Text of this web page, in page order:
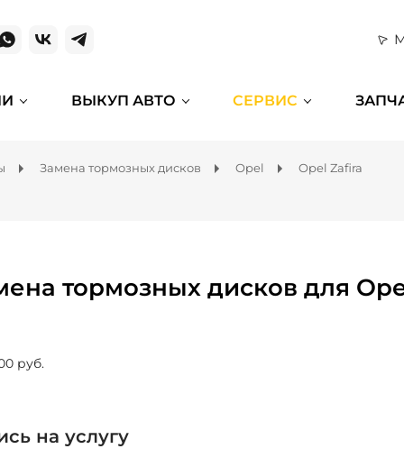
ВЫКУП АВТО СЕРВИС
Замена тормозных дисков Opel Opel Zafira
тормозных дисков для
руб.
на услугу